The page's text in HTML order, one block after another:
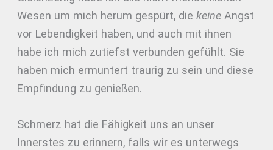
Wesen um mich herum gespürt, diekeine Angst
vor Lebendigkeit haben, und auch mit ihnen
habe ich mich zutiefst verbunden gefühlt. Sie
haben mich ermuntert traurig zu sein und diese
Empfindung zu genießen.
Schmerz hat die Fähigkeit uns an unser
Innerstes zu erinnern, falls wir es unterwegs